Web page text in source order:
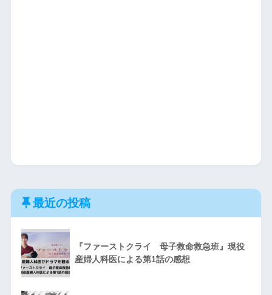
最近の投稿
『ファーストクライ 母子救命救急班』現役
産婦人科医による第1話の感想